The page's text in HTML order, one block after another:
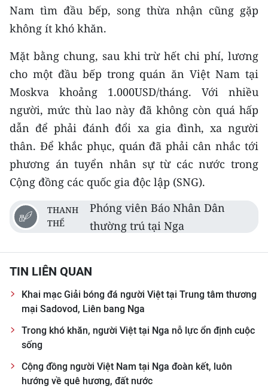
Nam tìm đầu bếp, song thừa nhận cũng gặp
không ít khó khăn.
Mặt bằng chung, sau khi trừ hết chi phí, lương
cho một đầu bếp trong quán ăn Việt Nam tại
Moskva khoảng 1.000USD/tháng. Với nhiều
người, mức thù lao này đã không còn quá hấp
dẫn để phải đánh đổi xa gia đình, xa người
thân. Để khắc phục, quán đã phải cân nhắc tới
phương án tuyển nhân sự từ các nước trong
Cộng đồng các quốc gia độc lập (SNG).
THANH
THỂ
Phóng viên Báo Nhân Dân
thường trú tại Nga
TIN LIÊN QUAN
Khai mạc Giải bóng đá người Việt tại Trung tâm thương
mại Sadovod, Liên bang Nga
Trong khó khăn, người Việt tại Nga nỗ lực ổn định cuộc
sống
Cộng đồng người Việt Nam tại Nga đoàn kết, luôn
hướng về quê hương, đất nước